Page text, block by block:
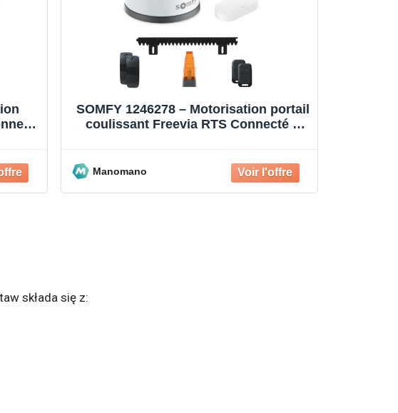
SOMFY 1246278 – Motorisation portail
coulissant Freevia RTS Connecté –
Manomano
składa się z: